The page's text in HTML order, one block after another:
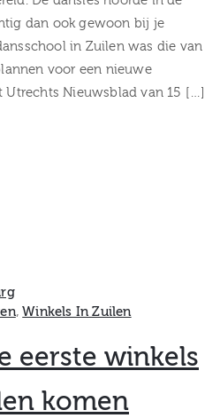
dan ook gewoon bij je
in Zuilen was die van
voor een nieuwe
Utrechts Nieuwsblad van 15 […]
‚Winkels In Zuilen
eerste winkels
komen